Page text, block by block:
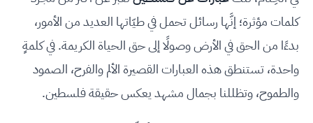
كلمات مؤثرة؛ إنَّها رسائل تحمل في طيّاتها العديد من الأمور،
بدءًا من الحق في الأرض وصولًا إلى حق الحياة الكريمة. في كلمةٍ
واحدة، تستنطق هذه العبارات القصيرة الألم والفرح، الصمود
والطموح، وتظللنا بجمال مشهد يعكس حقيقة فلسطين.